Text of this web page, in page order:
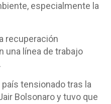
especialmente la
recuperación
una línea de trabajo
tensionado tras la
Bolsonaro y tuvo que